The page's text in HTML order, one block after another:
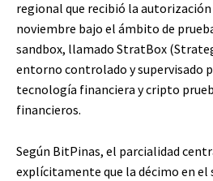
regional que recibió la autorización
noviembre bajo el ámbito de
sandbox, llamado StratBox
entorno controlado y supervisado
tecnología financiera y cripto
financieros.
Según BitPinas, el parcialidad
explícitamente que la décimo en el